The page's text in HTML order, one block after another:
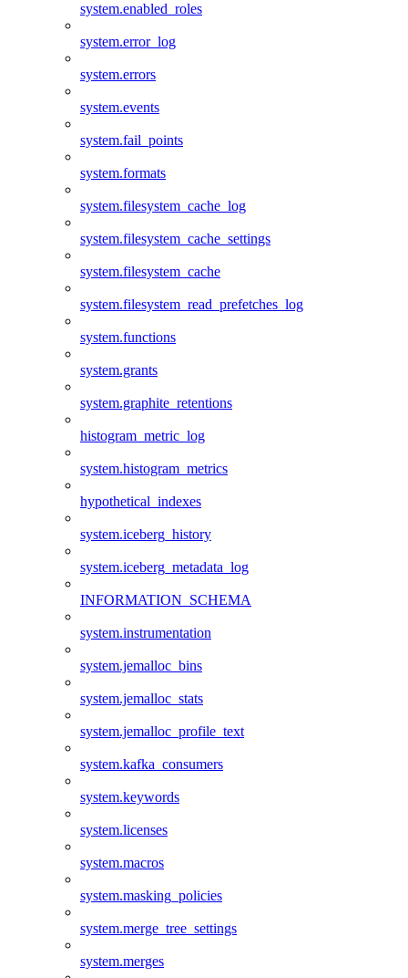
system.enabled_roles
system.error_log
system.errors
system.events
system.fail_points
system.formats
system.filesystem_cache_log
system.filesystem_cache_settings
system.filesystem_cache
system.filesystem_read_prefetches_log
system.functions
system.grants
system.graphite_retentions
histogram_metric_log
system.histogram_metrics
hypothetical_indexes
system.iceberg_history
system.iceberg_metadata_log
INFORMATION_SCHEMA
system.instrumentation
system.jemalloc_bins
system.jemalloc_stats
system.jemalloc_profile_text
system.kafka_consumers
system.keywords
system.licenses
system.macros
system.masking_policies
system.merge_tree_settings
system.merges